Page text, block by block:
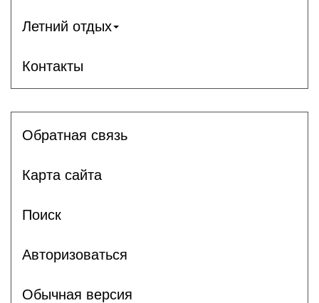
Летний отдых
Контакты
Обратная связь
Карта сайта
Поиск
Авторизоваться
Обычная версия